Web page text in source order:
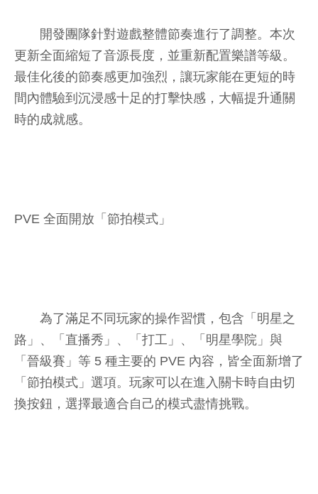
開發團隊針對遊戲整體節奏進行了調整。本次
更新全面縮短了音源長度，並重新配置樂譜等級。
最佳化後的節奏感更加強烈，讓玩家能在更短的時
間內體驗到沉浸感十足的打擊快感，大幅提升通關
時的成就感。
PVE 全面開放「節拍模式」
為了滿足不同玩家的操作習慣，包含「明星之
路」、「直播秀」、「打工」、「明星學院」與
「晉級賽」等 5 種主要的 PVE 內容，皆全面新增了
「節拍模式」選項。玩家可以在進入關卡時自由切
換按鈕，選擇最適合自己的模式盡情挑戰。